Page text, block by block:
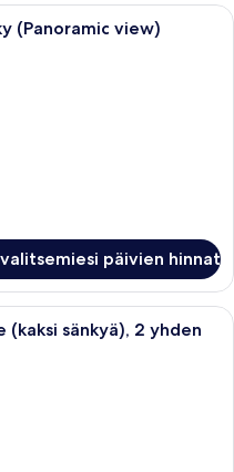
kerrostalo, jonka julkisivu
(Panoramic view)
päivien hinnat
jossa on kaksi sänkyä,
sänkyä), 2 yhden